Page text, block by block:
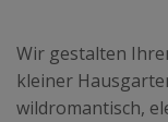
Wir gestalten
kleiner
wildromantisch,